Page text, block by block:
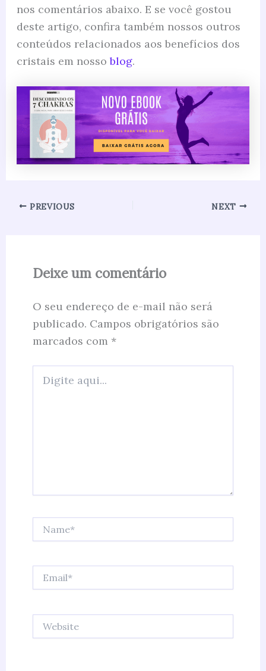
nos comentários abaixo. E se você gostou
deste artigo, confira também nossos outros
conteúdos relacionados aos benefícios dos
cristais em nosso blog.
PREVIOUS NEXT
Deixe um comentário
O seu endereço de e-mail não será
publicado. Campos obrigatórios são
marcados com *
aqui...